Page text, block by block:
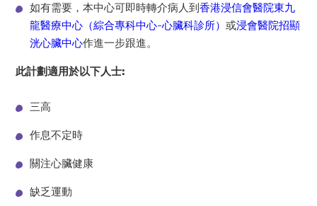
如有需要，本中心可即時轉介病人到香港浸信會醫院東九
龍醫療中心（綜合專科中心-心臟科診所）或浸會醫院招顯
洸心臟中心作進一步跟進。
此計劃適用於以下人士:
三高
作息不定時
關注心臟健康
缺乏運動